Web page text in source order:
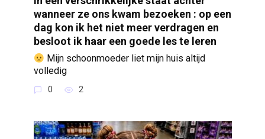
wanneer ze ons kwam bezoeken : op een
dag kon ik het niet meer verdragen en
besloot ik haar een goede les te leren
Mijn schoonmoeder liet mijn huis altijd
volledig
0 2